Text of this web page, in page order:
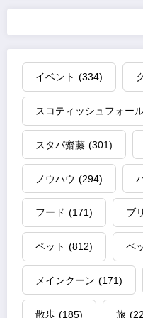
イベント (334)
スコティッシュフォー
スタパ齋藤 (301)
ノウハウ (294)
フード (171) ブ
ペット (812) ペ
メインクーン (171)
散歩 (185) 旅